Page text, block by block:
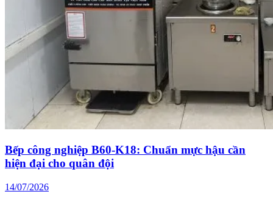
Bếp công nghiệp B60-K18: Chuẩn mực hậu cần
hiện đại cho quân đội
14/07/2026